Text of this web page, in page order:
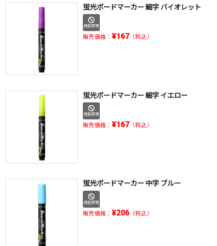
蛍光ボードマーカー 細字 バイオレット
販売価格： ¥167（税込）
蛍光ボードマーカー 細字 イエロー
販売価格： ¥167（税込）
蛍光ボードマーカー 中字 ブルー
販売価格： ¥206（税込）